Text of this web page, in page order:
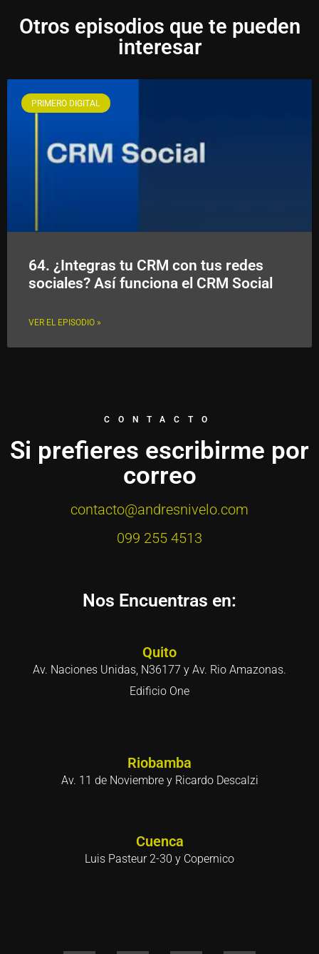
Otros episodios que te pueden
interesar
PRIMERO DIGITAL
64. ¿Integras tu CRM con tus redes
sociales? Así funciona el CRM Social
VER EL EPISODIO »
CONTACTO
Si prefieres escribirme por
correo
contacto@andresnivelo.com
099 255 4513
Nos Encuentras en:
Quito
Av. Naciones Unidas, N36177 y Av. Rio Amazonas.
Edificio One
Riobamba
Av. 11 de Noviembre y Ricardo Descalzi
Cuenca
Luis Pasteur 2-30 y Copernico